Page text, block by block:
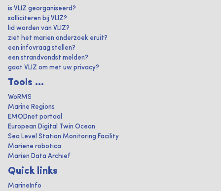
is VLIZ georganiseerd?
solliciteren bij VLIZ?
lid worden van VLIZ?
ziet het marien onderzoek eruit?
een infovraag stellen?
een strandvondst melden?
gaat VLIZ om met uw privacy?
Tools ...
WoRMS
Marine Regions
EMODnet portaal
European Digital Twin Ocean
Sea Level Station Monitoring Facility
Mariene robotica
Marien Data Archief
Quick links
MarineInfo